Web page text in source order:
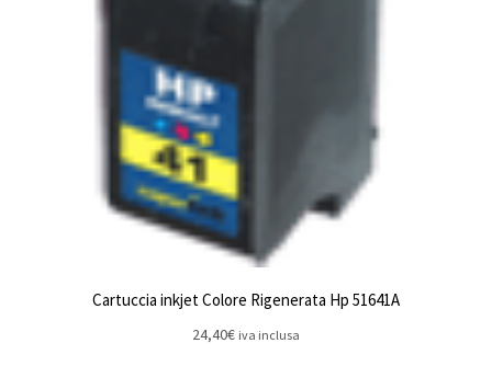
Cartuccia inkjet Colore Rigenerata Hp 51641A
24,40€ iva inclusa